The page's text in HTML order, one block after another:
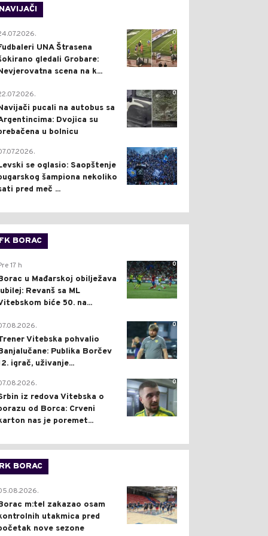
NAVIJAČI
0
UNA Štrasena
gledali Grobare:
scena na k...
0
pucali na autobus sa
Dvojica su
u bolnicu
1
se oglasio: Saopštenje
šampiona nekoliko
pred meč ...
FK BORAC
0
17 h
u Mađarskoj obilježava
Revanš sa ML
biće 50. na...
0
Vitebska pohvalio
Publika Borčev
igrač, uživanje...
0
iz redova Vitebska o
od Borca: Crveni
nas je poremet...
RK BORAC
0
m:tel zakazao osam
utakmica pred
nove sezone